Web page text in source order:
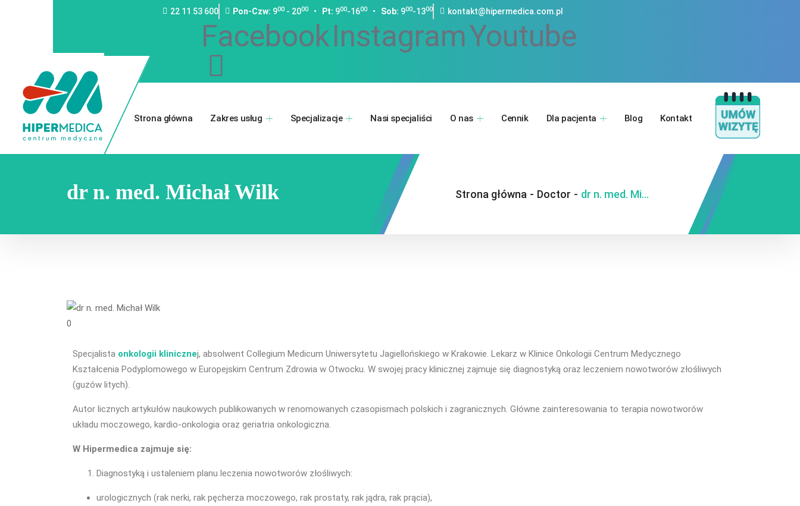
22 11 53 600 Pon-Czw: 900 - 2000 • Pt: 900-1600 • Sob: 900-1300 kontakt@hipermedica.com.pl
FacebookInstagramYoutube
Strona główna Zakres usług Specjalizacje Nasi specjaliści O nas Cennik Dla pacjenta Blog Kontakt
dr n. med. Michał Wilk Strona główna - Doctor - dr n. med. Michał Wilk
0
Specjalista onkologii klinicznej, absolwent Collegium Medicum Uniwersytetu Jagiellońskiego w Krakowie. Lekarz w Klinice Onkologii Centrum Medycznego
Kształcenia Podyplomowego w Europejskim Centrum Zdrowia w Otwocku. W swojej pracy klinicznej zajmuje się diagnostyką oraz leczeniem nowotworów złośliwych
(guzów litych).
Autor licznych artykułów naukowych publikowanych w renomowanych czasopismach polskich i zagranicznych. Główne zainteresowania to terapia nowotworów
układu moczowego, kardio-onkologia oraz geriatria onkologiczna.
W Hipermedica zajmuje się:
Diagnostyką i ustaleniem planu leczenia nowotworów złośliwych:
urologicznych (rak nerki, rak pęcherza moczowego, rak prostaty, rak jądra, rak prącia),